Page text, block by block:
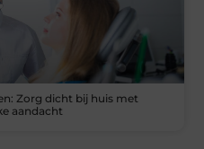
Zorg dicht bij huis met
aandacht